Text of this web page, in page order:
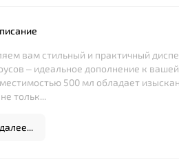
вам стильный и практичный
– идеальное дополнение к
500 мл обладает
тольк...